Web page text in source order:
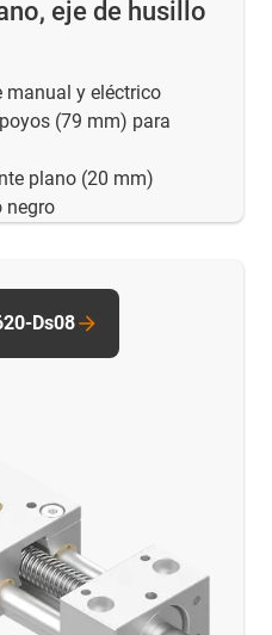
eje de husillo
manual y eléctrico
(79 mm) para
plano (20 mm)
negro
Ds08